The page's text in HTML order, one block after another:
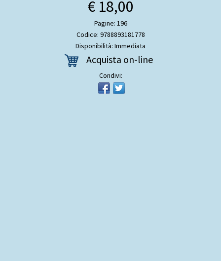
€ 18,00
Pagine: 196
Codice: 9788893181778
Disponibilità: Immediata
Acquista on-line
Condivi: